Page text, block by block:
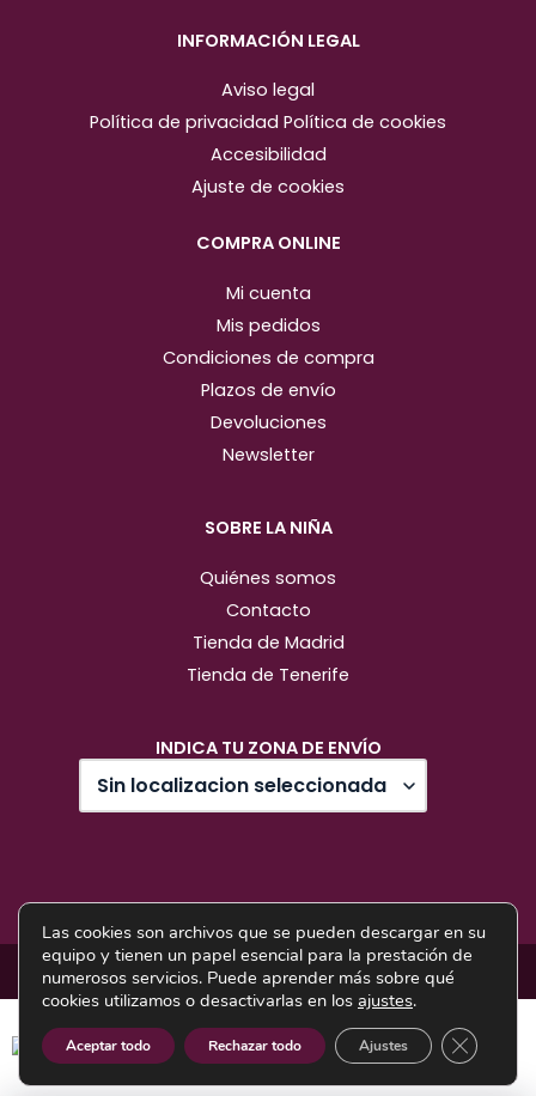
s
a
g
r
m
c
e
b
o
o
INFORMACIÓN LEGAL
Aviso legal
Política de privacidad Política de cookies
Accesibilidad
Ajuste de cookies
COMPRA ONLINE
Mi cuenta
Mis pedidos
Condiciones de compra
Plazos de envío
Devoluciones
Newsletter
SOBRE LA NIÑA
Quiénes somos
Contacto
Tienda de Madrid
Tienda de Tenerife
INDICA TU ZONA DE ENVÍO
Diseño web: Pixel Innova
Las cookies son archivos que se pueden descargar en su
equipo y tienen un papel esencial para la prestación de
numerosos servicios. Puede aprender más sobre qué
cookies utilizamos o desactivarlas en los ajustes.
Aceptar todo Rechazar todo Ajustes cerrar el